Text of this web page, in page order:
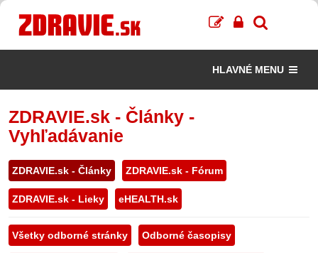
HLAVNÉ MENU
ZDRAVIE.sk - Články -
Vyhľadávanie
ZDRAVIE.sk - Články ZDRAVIE.sk - Fórum
ZDRAVIE.sk - Lieky eHEALTH.sk
Všetky odborné stránky Odborné časopisy